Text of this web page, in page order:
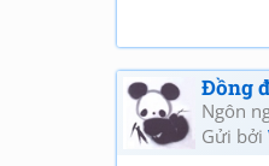
Đồng
Ngôn
Gửi bởi